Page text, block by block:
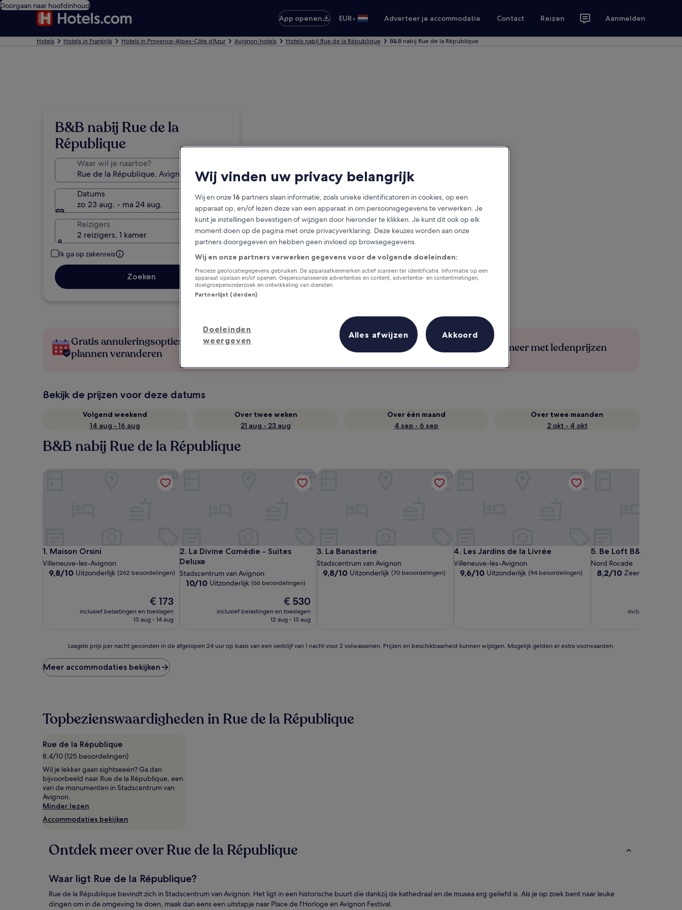
Doorgaan naar hoofdinhoud
App openen
EUR• Adverteer je accommodatie Contact Reizen Aanmelden
Hotels Hotels in Frankrijk Hotels in Provence-Alpes-Côte d'Azur Avignon-hotels Hotels nabij Rue de la République B&B nabij Rue de la République
B&B nabij Rue de la
République
Waar wil je naartoe?
Datums
zo 23 aug. - ma 24 aug.
Reizigers
2 reizigers, 1 kamer
Ik ga op zakenreis
Zoeken
Gratis annuleringsopties als je
plannen veranderen
Verzamel beloningen voor elke
nacht van je verblijf
Bespaar meer met ledenprijzen
Bekijk de prijzen voor deze datums
Volgend weekend
14 aug - 16 aug
Over twee weken
21 aug - 23 aug
Over één maand
4 sep - 6 sep
Over twee maanden
2 okt - 4 okt
B&B nabij Rue de la République
1. Maison Orsini
Maison Orsini
Villeneuve-les-Avignon
9.8
9,8/10 Uitzonderlijk (262 beoordelingen)
De
prijs
is
€ 173
inclusief belastingen en toeslagen
13 aug - 14 aug
2. La Divine Comédie - Suites
Deluxe
La Divine Comédie - Suites Deluxe
Stadscentrum van Avignon
10.0
Uitzonderlijk,
10/10 Uitzonderlijk (66 beoordelingen)
De
prijs
is
€ 530
inclusief belastingen en toeslagen
12 aug - 13 aug
La Divine Comédie - Suites Deluxe
3. La Banasterie
La Banasterie
Stadscentrum van Avignon
9.8
9,8/10 Uitzonderlijk (70 beoordelingen)
4. Les Jardins de la Livrée
Les Jardins de la Livrée
Villeneuve-les-Avignon
9.6
9,6/10 Uitzonderlijk (94 beoordelingen)
5. Be Loft B&B Pool &
Be Loft B&B Pool & Spa
Nord Rocade
8.2
8,2/10 Zeer goed
inclusief
per
nacht
24
basis
van
een
verblijf
van
1
nacht
voor
2
en
beschikbaarheid
wijzigen.
Mogelijk
gelden
Laagste prijs per nacht gevonden in de afgelopen 24 uur op basis van een verblijf van 1 nacht voor 2 volwassenen. Prijzen en beschikbaarheid kunnen wijzigen. Mogelijk gelden er extra voorwaarden.
Meer accommodaties bekijken
Topbezienswaardigheden in Rue de la République
Rue de la République
8.4/10 (125 beoordelingen)
Wil je lekker gaan sightseeën? Ga dan
bijvoorbeeld naar Rue de la République, een
van de monumenten in Stadscentrum van
Avignon.
Minder lezen
Accommodaties bekijken
Ontdek meer over Rue de la République
Waar ligt Rue de la République?
Rue de la République bevindt zich in Stadscentrum van Avignon. Het ligt in een historische buurt die dankzij de kathedraal en de musea erg geliefd is. Als je op zoek bent naar leuke
dingen om in de omgeving te doen, maak dan eens een uitstapje naar Place de l'Horloge en Avignon Festival.
Wij vinden uw privacy belangrijk
Wij en onze16 partners slaan informatie, zoals unieke identificatoren in cookies, op een
apparaat op, en/of lezen deze van een apparaat in om persoonsgegevens te verwerken. Je
kunt je instellingen bevestigen of wijzigen door hieronder te klikken. Je kunt dit ook op elk
moment doen op de pagina met onze privacyverklaring. Deze keuzes worden aan onze
partners doorgegeven en hebben geen invloed op browsegegevens.
Wij en onze partners verwerken gegevens voor de volgende doeleinden:
Precieze geolocatiegegevens gebruiken. De apparaatkenmerken actief scannen ter identificatie. Informatie op een
apparaat opslaan en/of openen. Gepersonaliseerde advertenties en content, advertentie- en contentmetingen,
doelgroepenonderzoek en ontwikkeling van diensten.
Partnerlijst (derden)
Doeleinden
weergeven
Alles afwijzen Akkoord